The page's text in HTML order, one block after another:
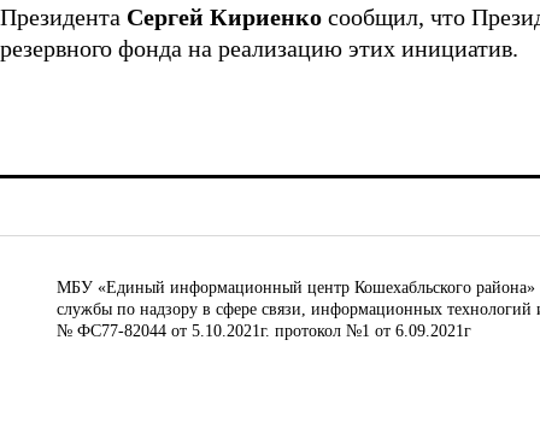
Президента Сергей Кириенко сообщил, что
резервного фонда на реализацию этих инициатив.
МБУ «Единый информационный центр Кошехабльского района»
службы по надзору в сфере связи, информационных
№ ФС77-82044 от 5.10.2021г. протокол №1 от 6.09.2021г